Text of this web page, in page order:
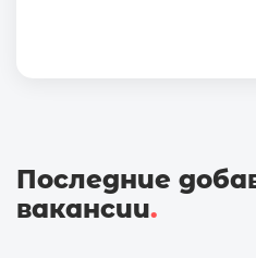
Последние
вакансии.